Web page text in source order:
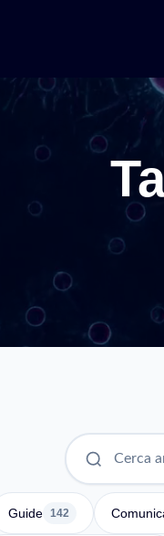
Guide 142